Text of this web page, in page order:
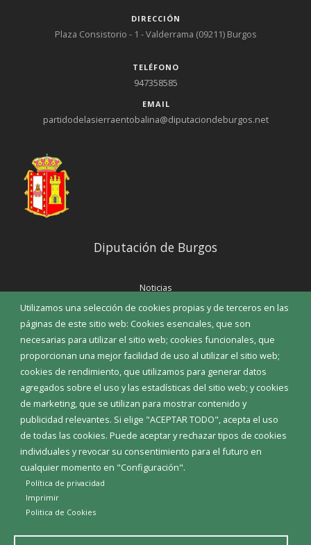
Utilizamos una selección de cookies propias y de terceros en las
páginas de este sitio web: Cookies esenciales, que son
necesarias para utilizar el sitio web; cookies funcionales, que
proporcionan una mejor facilidad de uso al utilizar el sitio web;
cookies de rendimiento, que utilizamos para generar datos
agregados sobre el uso y las estadísticas del sitio web; y cookies
de marketing, que se utilizan para mostrar contenido y
publicidad relevantes. Si elige "ACEPTAR TODO", acepta el uso
de todas las cookies. Puede aceptar y rechazar tipos de cookies
individuales y revocar su consentimiento para el futuro en
cualquier momento en "Configuración".
Política de privacidad
Imprimir
Politica de Cookies
DIRECCIÓN
Plaza Consistorio - 1 - Valderrama (09211) Burgos
TELÉFONO
947358585
EMAIL
partidodelasierraentobalina@diputaciondeburgos.net
Diputación de Burgos
Noticias
Eventos
Corporación Municipal
Teléfonos de interés
INICIAR SESIÓN
MAPA WEB